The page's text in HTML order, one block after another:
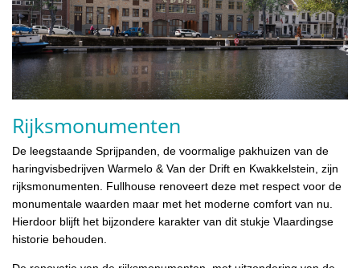
Rijksmonumenten
De leegstaande Sprijpanden, de voormalige pakhuizen van de
haringvisbedrijven Warmelo & Van der Drift en Kwakkelstein, zijn
rijksmonumenten. Fullhouse renoveert deze met respect voor de
monumentale waarden maar met het moderne comfort van nu.
Hierdoor blijft het bijzondere karakter van dit stukje Vlaardingse
historie behouden.